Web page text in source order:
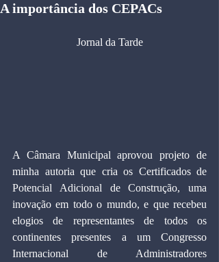
A importância dos CEPACs
Jornal da Tarde
A Câmara Municipal aprovou projeto de
minha autoria que cria os Certificados de
Potencial Adicional de Construção, uma
inovação em todo o mundo, e que recebeu
elogios de representantes de todos os
continentes presentes a um Congresso
Internacional de Administradores